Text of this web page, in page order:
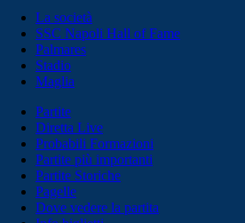
La società
SSC Napoli Hall of Fame
Palmares
Stadio
Maglia
Partite
Diretta Live
Probabili Formazioni
Partite più importanti
Partite Storiche
Pagelle
Dove vedere la partita